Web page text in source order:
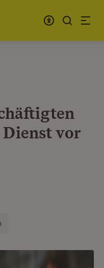
vor